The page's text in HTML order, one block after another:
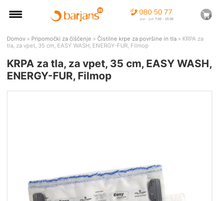
Domov » Pripomočki za čiščenje » Čistilne krpe za površine in tla » KRPA za
tla, za vpet, 35 cm, EASY WASH, ENERGY-FUR, Filmop
KRPA za tla, za vpet, 35 cm, EASY WASH,
ENERGY-FUR, Filmop